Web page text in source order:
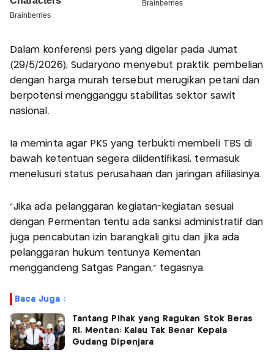
Dalam konferensi pers yang digelar pada Jumat
(29/5/2026), Sudaryono menyebut praktik pembelian
dengan harga murah tersebut merugikan petani dan
berpotensi mengganggu stabilitas sektor sawit
nasional.
Ia meminta agar PKS yang terbukti membeli TBS di
bawah ketentuan segera diidentifikasi, termasuk
menelusuri status perusahaan dan jaringan afiliasinya.
"Jika ada pelanggaran kegiatan-kegiatan sesuai
dengan Permentan tentu ada sanksi administratif dan
juga pencabutan izin barangkali gitu dan jika ada
pelanggaran hukum tentunya Kementan
menggandeng Satgas Pangan," tegasnya.
Baca Juga :
Tantang Pihak yang Ragukan Stok Beras
RI, Mentan: Kalau Tak Benar Kepala
Gudang Dipenjara